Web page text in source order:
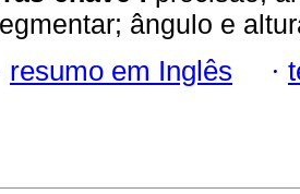
ângulo e
resumo em Inglês ·